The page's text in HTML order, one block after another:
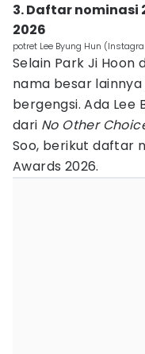
3. Daftar nominasi
2026
potret Lee Byung Hun
Selain Park Ji Hoon
nama besar
bergengsi. Ada Lee
dari No Other
Soo, berikut daftar
Awards 2026.